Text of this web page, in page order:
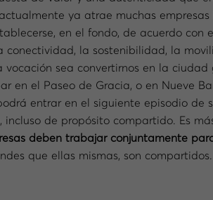
ya atrae muchas
en el fondo, de acuerdo con
la sostenibilidad, la
sea convertirnos en la ciudad
en el Paseo de Gracia, o en Nueve
entrar en el siguiente episodio de
de propósito compartido. Es
deben trabajar conjuntamente
que ellas mismas, son